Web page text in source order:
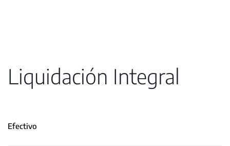
Liquidación Integral
Efectivo